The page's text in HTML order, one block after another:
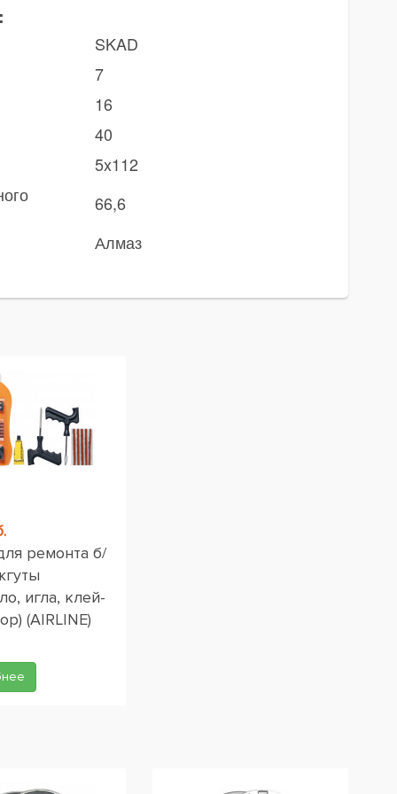
SKAD
7
16
40
5x112
66,6
Алмаз
ремонта б/
игла, клей-
(AIRLINE)